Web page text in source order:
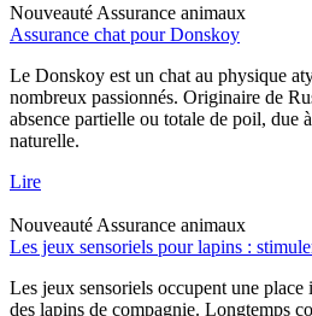
Nouveauté Assurance animaux
Assurance chat pour Donskoy
Le Donskoy est un chat au physique
nombreux passionnés. Originaire de
absence partielle ou totale de poil, due
naturelle.
Lire
Nouveauté Assurance animaux
Les jeux sensoriels pour lapins :
Les jeux sensoriels occupent une
des lapins de compagnie. Longtemps